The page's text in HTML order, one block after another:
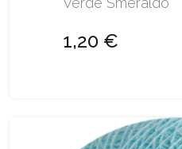
1,20 €